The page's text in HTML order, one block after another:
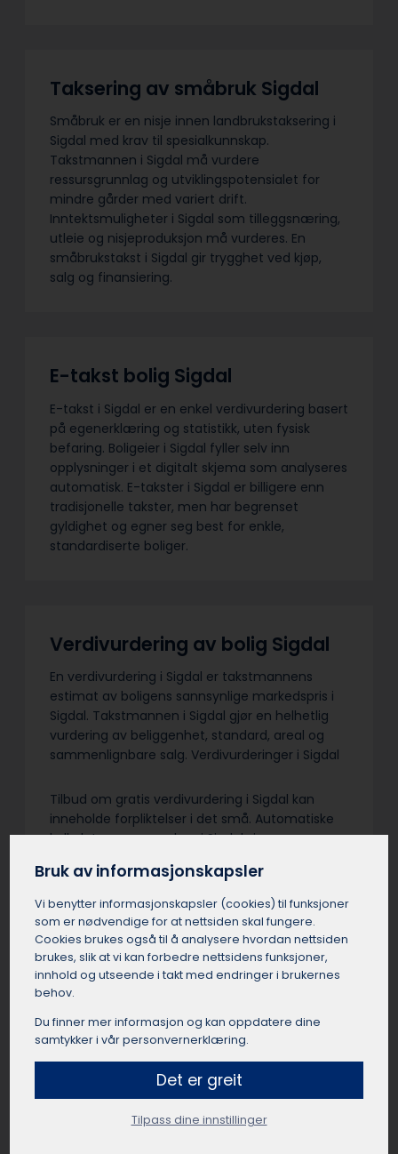
Taksering av småbruk Sigdal
Småbruk er en nisje innen landbrukstaksering i
Sigdal med krav til spesialkunnskap.
Takstmannen i Sigdal må vurdere
ressursgrunnlag og utviklingspotensialet for
mindre gårder med variert drift.
Inntektsmuligheter i Sigdal som tilleggsnæring,
utleie og nisjeproduksjon må vurderes. En
småbrukstakst i Sigdal gir trygghet ved kjøp,
salg og finansiering.
E-takst bolig Sigdal
E-takst i Sigdal er en enkel verdivurdering basert
på egenerklæring og statistikk, uten fysisk
befaring. Boligeier i Sigdal fyller selv inn
opplysninger i et digitalt skjema som analyseres
automatisk. E-takster i Sigdal er billigere enn
tradisjonelle takster, men har begrenset
gyldighet og egner seg best for enkle,
standardiserte boliger.
Verdivurdering av bolig Sigdal
En verdivurdering i Sigdal er takstmannens
estimat av boligens sannsynlige markedspris i
Sigdal. Takstmannen i Sigdal gjør en helhetlig
vurdering av beliggenhet, standard, areal og
sammenlignbare salg. Verdivurderinger i Sigdal
Tilbud om gratis verdivurdering i Sigdal kan
inneholde forpliktelser i det små. Automatiske
kalkulatorer og meglere i Sigdal sine
nøye med vilkårene – en uavhengig
verdivurdering med befaring er sjelden gratis.
Grundighet og objektivitet fra en sertifisert
takstmann i Sigdal er verdt å betale for…
Få et uforpliktende tilbud
Send oss en kort beskrivelse av dine ønsker og
behov, så finner vi en passende takstmann for
deg.
Bruk av informasjonskapsler
Vi benytter informasjons­kapsler (cookies) til funksjoner
som er nødvendige for at nettsiden skal fungere.
Cookies brukes også til å analysere hvordan nettsiden
brukes, slik at vi kan forbedre nettsidens funksjoner,
innhold og utseende i takt med endringer i brukernes
behov.
Du finner mer informasjon og kan oppdatere dine
samtykker i vår personvernerklæring.
Det er greit
Tilpass dine innstillinger